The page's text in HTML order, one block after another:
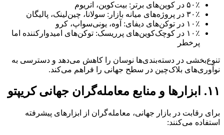
۵۰٪ در کوین‌های برتر: بیت‌کوین، اتریوم
۳۰٪ در پروژه‌های میانه بازار: سولانا، چین‌لینک، پالیگان
۱۰٪ در توکن‌های دیفای: آوه، یونی‌سواپ، کرو
۱۰٪ در کوچک‌کوین‌های پرریسک: توکن‌های امیدوارکننده اما
پرخطر
تنوع‌بخشی در دسته‌بندی‌ها نوسان را کاهش می‌دهد و دسترسی به
نوآوری‌های بلاک‌چین در سطح جهانی را فراهم می‌کند.
۱۱. ابزارها و منابع معامله‌گران جهانی کریپتو
برای رقابت در بازار جهانی، معامله‌گران از ابزارهای پیشرفته
استفاده می‌کنند: